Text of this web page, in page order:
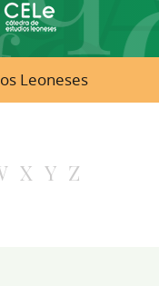
Leoneses
X Y Z